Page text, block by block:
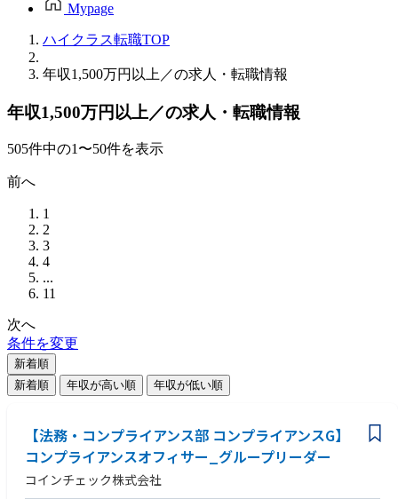
Mypage
ハイクラス転職TOP
年収1,500万円以上／の求人・転職情報
年収1,500万円以上／の求人・転職情報
505件中の1〜50件を表示
前へ
1
2
3
4
...
11
次へ
条件を変更
新着順
新着順
年収が高い順 年収が低い順
【法務・コンプライアンス部 コンプライアンスG】
コンプライアンスオフィサー_グループリーダー
コインチェック株式会社